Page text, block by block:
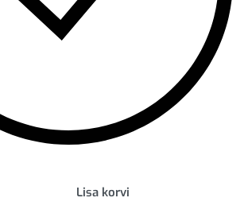
Lisa korvi